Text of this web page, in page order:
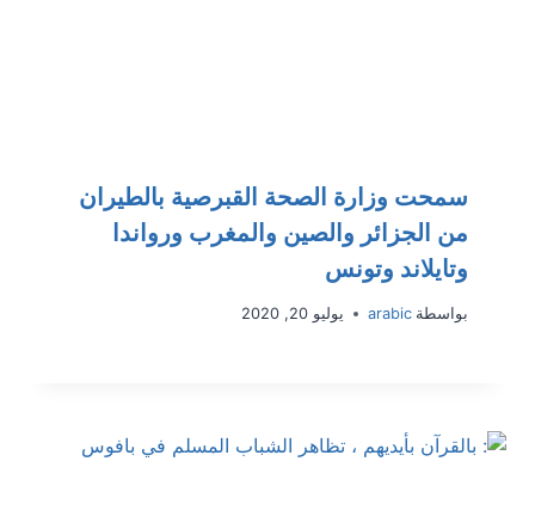
سمحت وزارة الصحة القبرصية بالطيران
من الجزائر والصين والمغرب ورواندا
وتايلاند وتونس
بواسطة arabic يوليو 20, 2020